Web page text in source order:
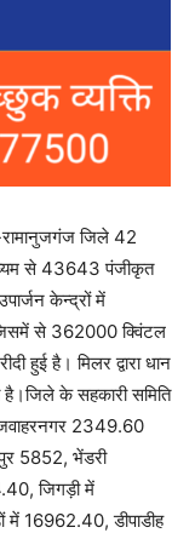
जिले 42
से 43643 पंजीकृत
केन्द्रों में
से 362000 क्विंटल
हुई है। मिलर द्वारा धान
है।जिले के सहकारी समिति
2349.60
5852, भेंडरी
जिगड़ी में
में 16962.40, डीपाडीह